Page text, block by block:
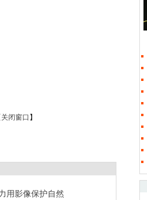
关闭窗口】
用影像保护自然